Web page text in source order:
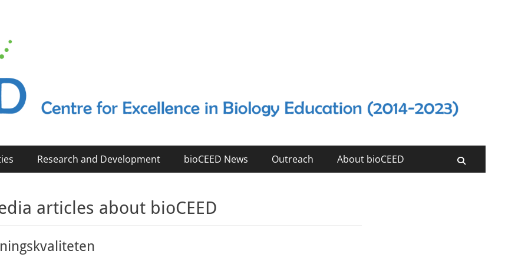
Research and Development bioCEED News Outreach About bioCEED
articles about bioCEED